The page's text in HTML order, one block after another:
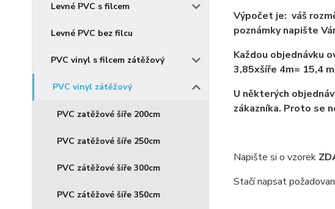
Levné PVC s filcem
Levné PVC bez filcu
PVC vinyl s filcem zátěžový
PVC vinyl zátěžový
PVC zatěžové šíře 200cm
PVC zatěžové šíře 250cm
PVC zátěžové šíře 300cm
PVC zátěžové šíře 350cm
Výpočet je: váš
poznámky napište
Každou objednávku
3,85xšíře 4m= 15,4
U některých
zákazníka. Proto se
Napište si o vzorek
Stačí napsat